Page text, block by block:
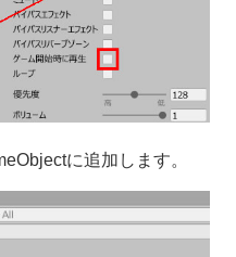
に追加します。